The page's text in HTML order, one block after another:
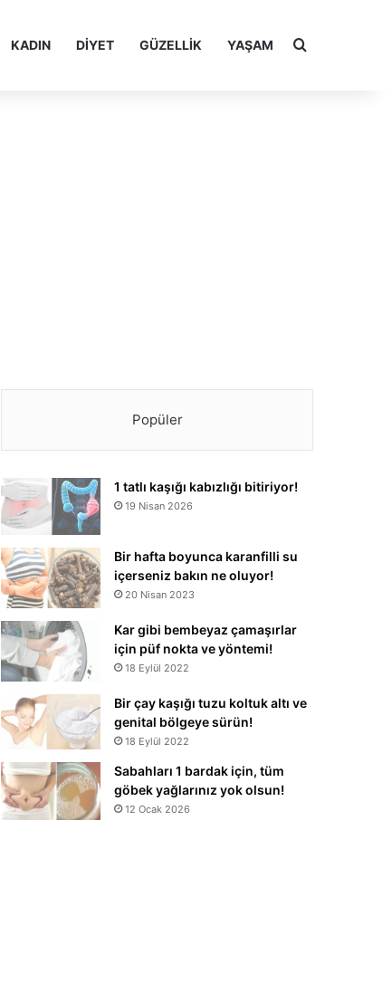
KADIN DIYET GÜZELLIK YAŞAM Arama yap
Popüler
1 tatlı kaşığı kabızlığı bitiriyor!
19 Nisan 2026
Bir hafta boyunca karanfilli su
içerseniz bakın ne oluyor!
20 Nisan 2023
Kar gibi bembeyaz çamaşırlar
için püf nokta ve yöntemi!
18 Eylül 2022
Bir çay kaşığı tuzu koltuk altı ve
genital bölgeye sürün!
18 Eylül 2022
Sabahları 1 bardak için, tüm
göbek yağlarınız yok olsun!
12 Ocak 2026